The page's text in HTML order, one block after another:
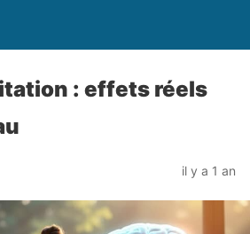
: effets réels
il y a 1 an